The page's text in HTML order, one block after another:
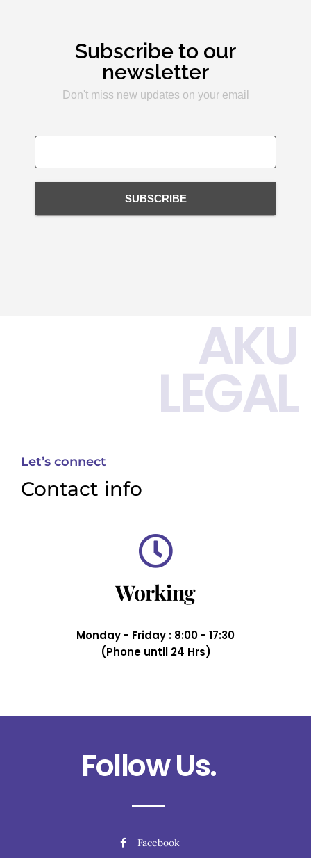
Subscribe to our
newsletter
Don't miss new updates on your email
SUBSCRIBE
AKU
LEGAL
Let’s connect
Contact info
Working
Monday - Friday : 8:00 - 17:30
(Phone until 24 Hrs)
Follow Us.
Facebook